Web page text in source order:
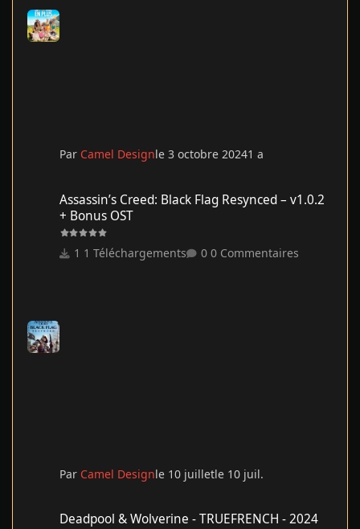
Par Camel Designle 3 octobre 20241 a
Assassin’s Creed: Black Flag Resynced – v1.0.2
+ Bonus OST
1 Téléchargements 0 Commentaires
Par Camel Designle 10 juilletle 10 juil.
Deadpool & Wolverine - TRUEFRENCH - 2024